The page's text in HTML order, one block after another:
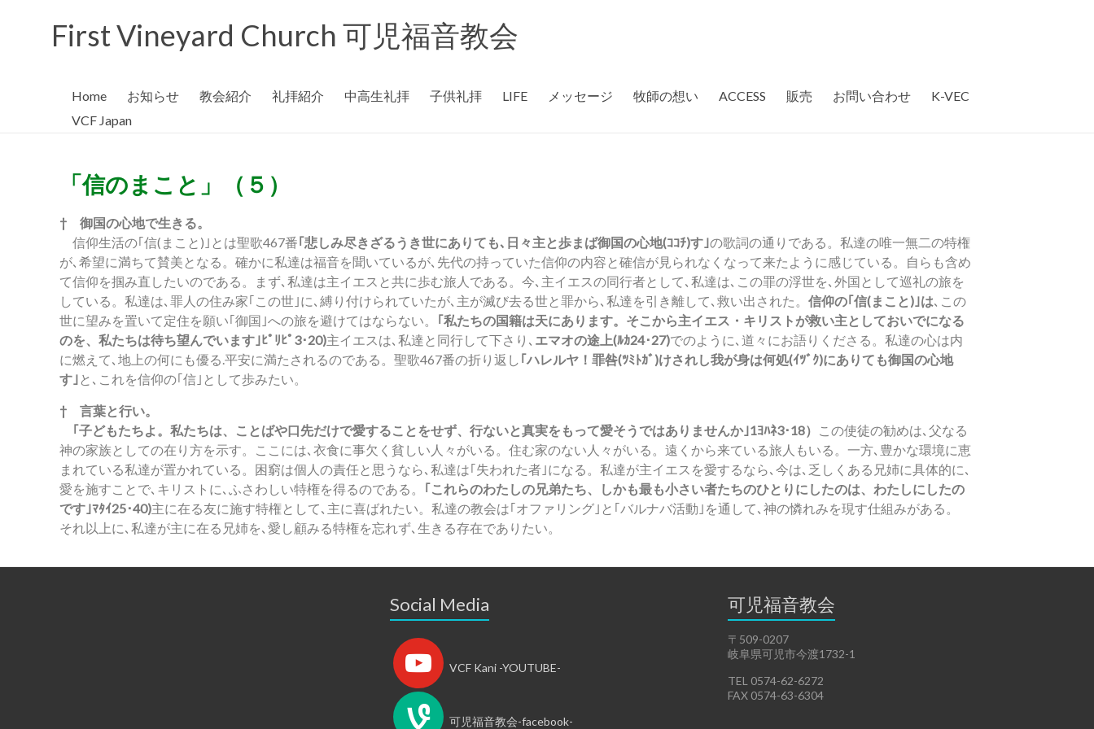
First Vineyard Church 可児福音教会
Home お知らせ 教会紹介 礼拝紹介 中高生礼拝 子供礼拝 LIFE メッセージ 牧師の想い ACCESS 販売 お問い合わせ
K-VEC
VCF Japan
「信のまこと」（５）
† 御国の心地で生きる。
信仰生活の｢信(まこと)｣とは聖歌467番｢悲しみ尽きざるうき世にありても､日々主と歩まば御国の心地(ｺｺﾁ)す｣の歌詞の通りである。私達の唯一無二の特権
が､希望に満ちて賛美となる。確かに私達は福音を聞いているが､先代の持っていた信仰の内容と確信が見られなくなって来たように感じている。自らも含め
て信仰を掴み直したいのである。まず､私達は主イエスと共に歩む旅人である。今､主イエスの同行者として､私達は､この罪の浮世を､外国として巡礼の旅を
している。私達は､罪人の住み家｢この世｣に､縛り付けられていたが､主が滅び去る世と罪から､私達を引き離して､救い出された。 信仰の｢信(まこと)｣は､この
世に望みを置いて定住を願い｢御国｣への旅を避けてはならない。
｢私たちの国籍は天にあります。そこから主イエス・キリストが救い主としておいでになる
のを、私たちは待ち望んでいます｣ﾋﾟﾘﾋﾟ3･20)主イエスは､私達と同行して下さり､ エマオの途上(ﾙｶ24･27)でのように､道々にお語りくださる。私達の心は内
に燃えて､地上の何にも優る.平安に満たされるのである。聖歌467番の折り返し ｢ハレルヤ！罪咎(ﾂﾐﾄｶﾞ)けされし我が身は何処(ｲﾂﾞｸ)にありても御国の心地
す｣ と､これを信仰の｢信｣として歩みたい。
† 言葉と行い。
｢子どもたちよ。私たちは、ことばや口先だけで愛することをせず、行ないと真実をもって愛そうではありませんか｣1ﾖﾊﾈ3･18） この使徒の勧めは､父なる
神の家族としての在り方を示す。ここには､衣食に事欠く貧しい人々がいる。住む家のない人々がいる。遠くから来ている旅人もいる。一方､豊かな環境に恵
まれている私達が置かれている。困窮は個人の責任と思うなら､私達は｢失われた者｣になる。私達が主イエスを愛するなら､今は､乏しくある兄姉に具体的に､
愛を施すことで､キリストに､ふさわしい特権を得るのである。
｢これらのわたしの兄弟たち、しかも最も小さい者たちのひとりにしたのは、わたしにしたの
です｣ﾏﾀｲ25･40)主に在る友に施す特権として､主に喜ばれたい。私達の教会は｢オファリング｣と｢バルナバ活動｣を通して､神の憐れみを現す仕組みがある。
それ以上に､私達が主に在る兄姉を､愛し顧みる特権を忘れず､生きる存在でありたい。
Social Media
VCF Kani -YOUTUBE-
可児福音教会-facebook-
可児福音教会
〒509-0207
岐阜県可児市今渡1732-1
TEL 0574-62-6272
FAX 0574-63-6304